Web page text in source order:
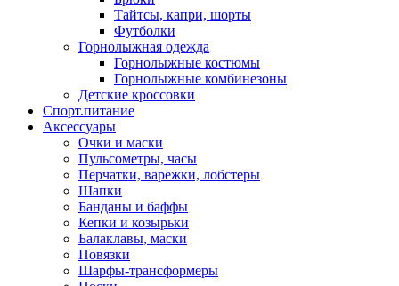
Тайтсы, капри, шорты
Футболки
Горнолыжная одежда
Горнолыжные костюмы
Горнолыжные комбинезоны
Детские кроссовки
Спорт.питание
Аксессуары
Очки и маски
Пульсометры, часы
Перчатки, варежки, лобстеры
Шапки
Банданы и баффы
Кепки и козырьки
Балаклавы, маски
Повязки
Шарфы-трансформеры